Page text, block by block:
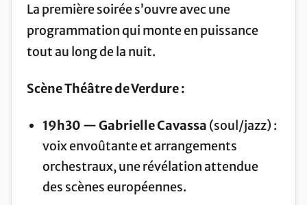
La première soirée s’ouvre avec une
programmation qui monte en puissance
tout au long de la nuit.
Scène Théâtre de Verdure :
19h30 — Gabrielle Cavassa (soul/jazz) :
voix envoûtante et arrangements
orchestraux, une révélation attendue
des scènes européennes.